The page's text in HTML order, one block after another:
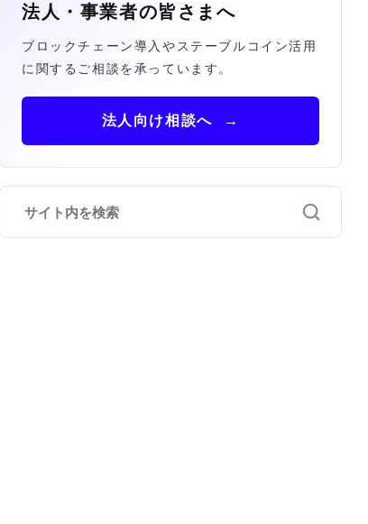
法人・事業者の皆さまへ
ブロックチェーン導入やステーブルコイン活用
に関するご相談を承っています。
法人向け相談へ